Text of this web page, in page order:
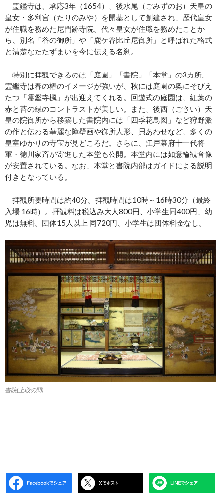
霊鑑寺は、承応3年（1654）、後水尾（ごみずのお）天皇の
皇女・多利宮（たりのみや）を開基として創建され、歴代皇女
が住職を務めた尼門跡寺院。代々皇女が住職を務めたことか
ら、別名「谷の御所」や「鹿ケ谷比丘尼御所」と呼ばれた格式
と清楚なたたずまいを今に伝える名刹。
特別に拝観できるのは「庭園」「書院」「本堂」の3カ所。
霊鑑寺は春の椿のイメージが強いが、秋には庭園の奥にそびえ
たつ「霊鑑寺楓」が出迎えてくれる。回遊式の庭園は、紅葉の
赤と苔の緑のコントラストが美しい。また、後西（ごさい）天
皇の院御所から移築した書院内には「四季花鳥図」など狩野派
の作と伝わる華麗な障壁画や御所人形、貝あわせなど、多くの
皇室ゆかりの寺宝が見どころだ。さらに、江戸幕府十一代将
軍・徳川家斉が寄進した本堂も公開。本堂内には如意輪観音像
が安置されている。なお、本堂と書院内部はガイドによる説明
付きとなっている。
拝観所要時間は約40分。拝観時間は10時～16時30分（最終
入場 16時）。拝観料は税込み大人800円、小学生同400円、幼
児は無料。団体15人以上 同720円、小学生は団体料金なし。
書院(上段の間)